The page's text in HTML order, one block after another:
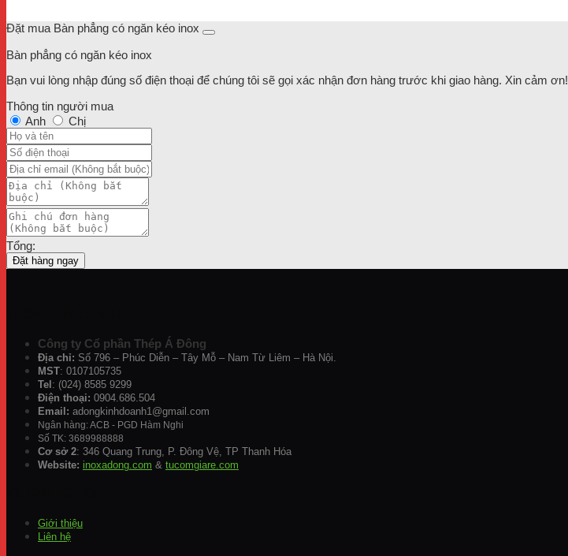
Đặt mua Bàn phẳng có ngăn kéo inox
Bàn phẳng có ngăn kéo inox
Bạn vui lòng nhập đúng số điện thoại để chúng tôi sẽ gọi xác nhận đơn hàng trước khi giao hàng. Xin cảm ơn!
Thông tin người mua
Anh
Chị
Tổng:
Đặt hàng ngay
Công ty Cổ phần Thép Á Đông
Địa chỉ: Số 796 – Phúc Diễn – Tây Mỗ – Nam Từ Liêm – Hà Nội.
MST: 0107105735
Tel : (024) 8585 9299
Điện thoại: 0904.686.504
Email: adongkinhdoanh1@gmail.com
Ngân hàng: ACB - PGD Hàm Nghi
Số TK: 3689988888
Cơ sở 2: 346 Quang Trung, P. Đông Vệ, TP Thanh Hóa
Website: inoxadong.com & tucomgiare.com
Giới thiệu
Liên hệ